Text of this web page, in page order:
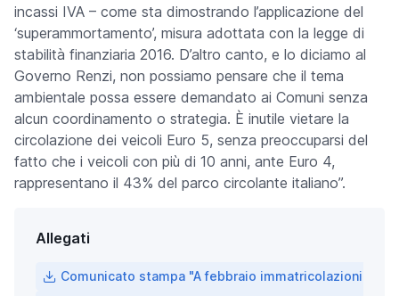
incassi IVA – come sta dimostrando l’applicazione del
‘superammortamento’, misura adottata con la legge di
stabilità finanziaria 2016. D’altro canto, e lo diciamo al
Governo Renzi, non possiamo pensare che il tema
ambientale possa essere demandato ai Comuni senza
alcun coordinamento o strategia. È inutile vietare la
circolazione dei veicoli Euro 5, senza preoccuparsi del
fatto che i veicoli con più di 10 anni, ante Euro 4,
rappresentano il 43% del parco circolante italiano”.
Allegati
Comunicato stampa "A febbraio immatricolazioni in